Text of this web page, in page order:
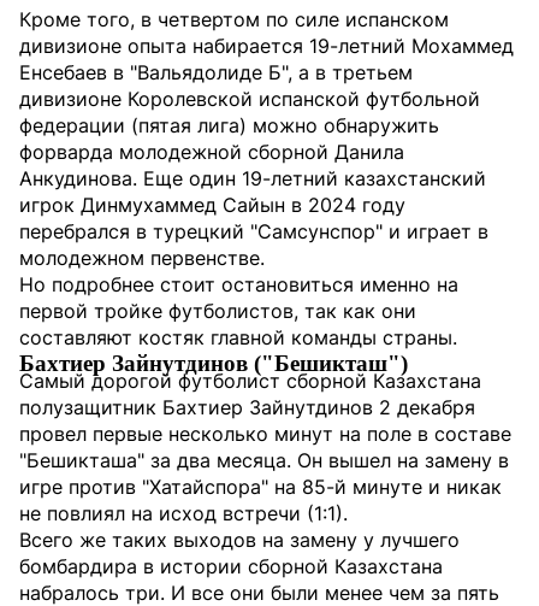
Кроме того, в четвертом по силе испанском
дивизионе опыта набирается 19-летний Мохаммед
Енсебаев в "Вальядолиде Б", а в третьем
дивизионе Королевской испанской футбольной
федерации (пятая лига) можно обнаружить
форварда молодежной сборной Данила
Анкудинова. Еще один 19-летний казахстанский
игрок Динмухаммед Сайын в 2024 году
перебрался в турецкий "Самсунспор" и играет в
молодежном первенстве.
Но подробнее стоит остановиться именно на
первой тройке футболистов, так как они
составляют костяк главной команды страны.
Бахтиер Зайнутдинов ("Бешикташ")
Самый дорогой футболист сборной Казахстана
полузащитник Бахтиер Зайнутдинов 2 декабря
провел первые несколько минут на поле в составе
"Бешикташа" за два месяца. Он вышел на замену в
игре против "Хатайспора" на 85-й минуте и никак
не повлиял на исход встречи (1:1).
Всего же таких выходов на замену у лучшего
бомбардира в истории сборной Казахстана
набралось три. И все они были менее чем за пять